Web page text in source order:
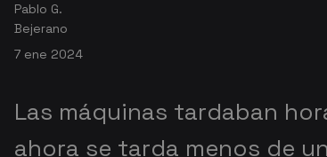
Pablo G.
Bejerano
7 ene 2024
Las máquinas tardaban
ahora se tarda menos de